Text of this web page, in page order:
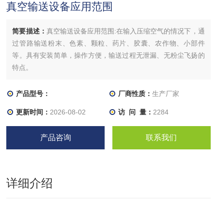
真空输送设备应用范围
简要描述： 真空输送设备应用范围:在输入压缩空气的情况下，通
过管路输送粉末、色素、颗粒、药片、胶囊、农作物、小部件
等。具有安装简单，操作方便，输送过程无泄漏、无粉尘飞扬的
特点。
产品型号： 厂商性质： 生产厂家
更新时间： 2026-08-02 访 问 量： 2284
产品咨询 联系我们
详细介绍